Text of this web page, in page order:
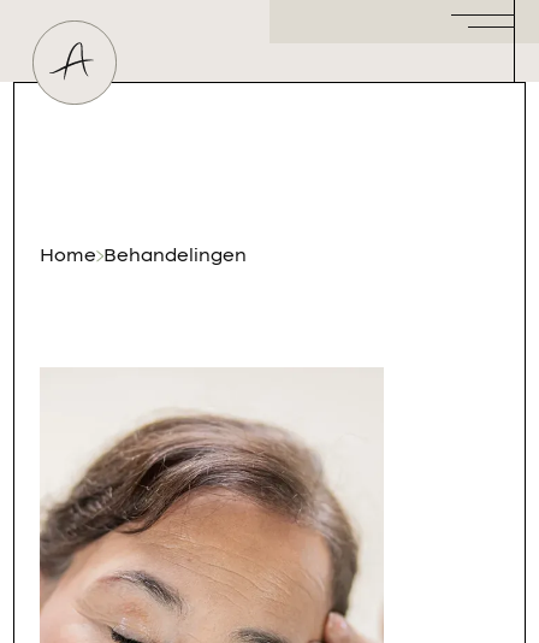
Huidtherapeut
Home Behandelingen